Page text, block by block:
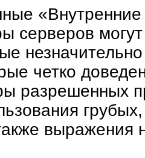
серверов могут
четко
разрешенных
выражения